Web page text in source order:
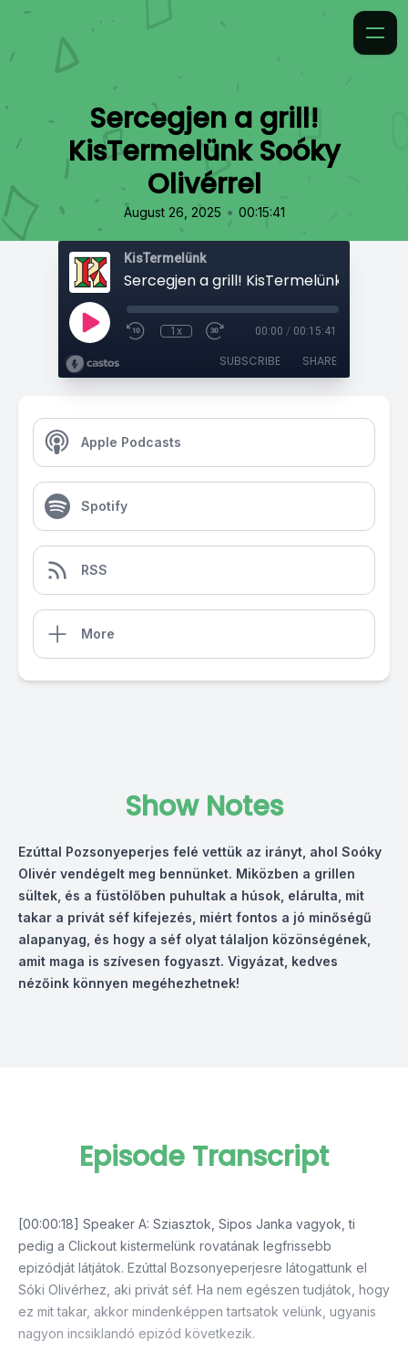
Sercegjen a grill!
KisTermelünk Soóky
Olivérrel
August 26, 2025 • 00:15:41
KisTermelünk
1x 00:00 / 00:15:41
SUBSCRIBE SHARE
Apple Podcasts
Spotify
RSS
More
Show Notes
Ezúttal Pozsonyeperjes felé vettük az irányt, ahol Soóky
Olivér vendégelt meg bennünket. Miközben a grillen
sültek, és a füstölőben puhultak a húsok, elárulta, mit
takar a privát séf kifejezés, miért fontos a jó minőségű
alapanyag, és hogy a séf olyat tálaljon közönségének,
amit maga is szívesen fogyaszt. Vigyázat, kedves
nézőink könnyen megéhezhetnek!
Episode Transcript